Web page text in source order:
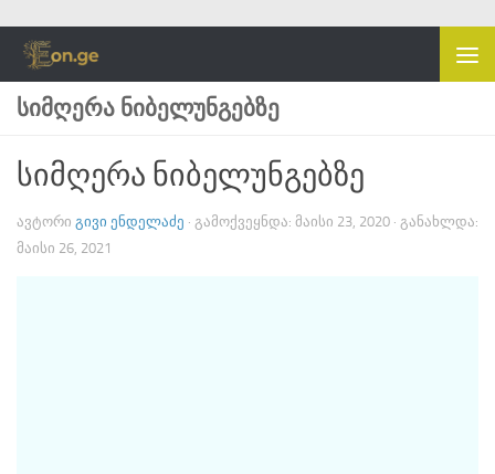
Skip to content
ᲡᲘᲛᲦᲔᲠᲐ ᲜᲘᲑᲔᲚᲣᲜᲒᲔᲑᲖᲔ
სიმღერა ნიბელუნგებზე
ᲐᲕᲢᲝᲠᲘ ᲒᲘᲕᲘ ᲔᲜᲓᲔᲚᲐᲫᲔ · ᲒᲐᲛᲝᲥᲕᲔᲧᲜᲓᲐ: ᲛᲐᲘᲡᲘ 23, 2020 · ᲒᲐᲜᲐᲮᲚᲓᲐ:
ᲛᲐᲘᲡᲘ 26, 2021